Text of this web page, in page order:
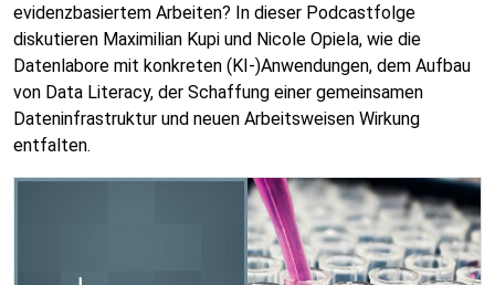
evidenzbasiertem Arbeiten? In dieser Podcastfolge
diskutieren Maximilian Kupi und Nicole Opiela, wie die
Datenlabore mit konkreten (KI-)Anwendungen, dem Aufbau
von Data Literacy, der Schaffung einer gemeinsamen
Dateninfrastruktur und neuen Arbeitsweisen Wirkung
entfalten.